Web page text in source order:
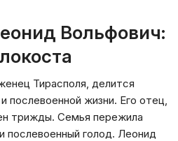
Вольфович:
Тирасполя, делится
послевоенной жизни. Его отец,
трижды. Семья пережила
послевоенный голод. Леонид